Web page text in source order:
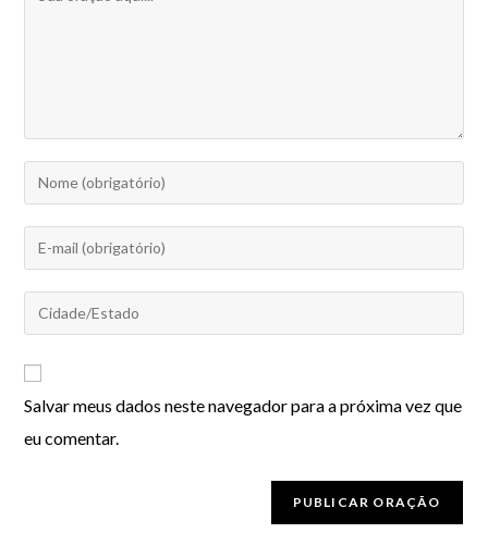
Salvar meus dados neste navegador para a próxima vez que
eu comentar.